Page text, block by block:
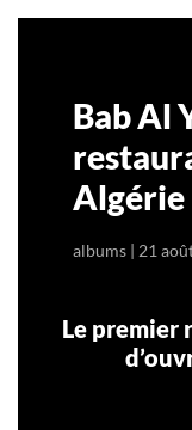
Bab Al
Algérie
albums | 21
Le premier